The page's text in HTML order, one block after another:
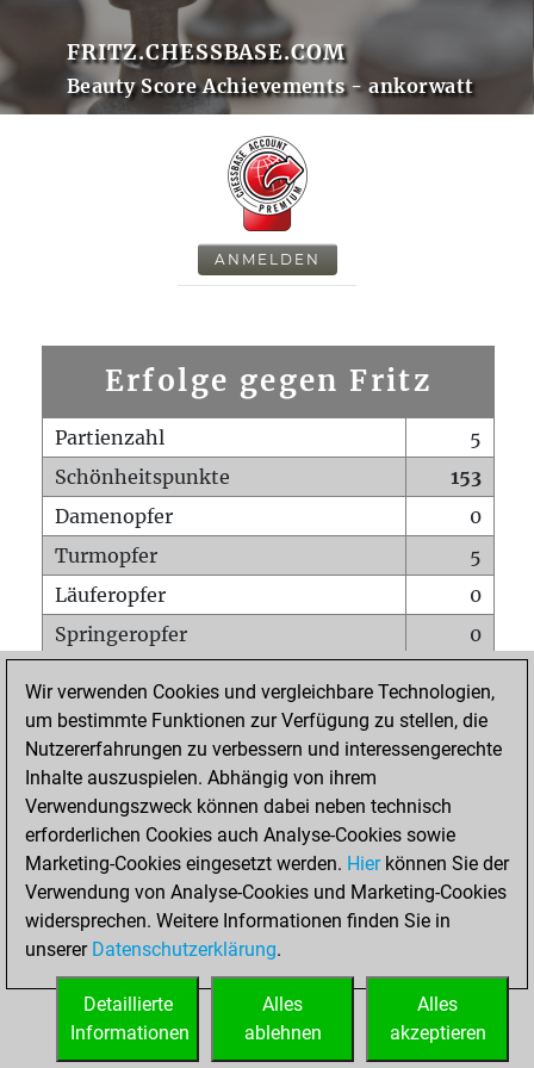
FRITZ.CHESSBASE.COM
Beauty Score Achievements - ankorwatt
ANMELDEN
Erfolge gegen Fritz
Partienzahl
5
Schönheitspunkte
153
Damenopfer
0
Turmopfer
5
Läuferopfer
0
Springeropfer
0
Matt auf vollem Brett
0
Bauer setzt Matt
0
Erstickte Matts
Unterverwandlungen
Türme auf der siebten
0
STARTSEITE
Wir verwenden Cookies und vergleichbare Technologien,
um bestimmte Funktionen zur Verfügung zu stellen, die
Nutzererfahrungen zu verbessern und interessengerechte
Inhalte auszuspielen. Abhängig von ihrem
Verwendungszweck können dabei neben technisch
erforderlichen Cookies auch Analyse-Cookies sowie
Marketing-Cookies eingesetzt werden. Hierkönnen Sie der
Verwendung von Analyse-Cookies und Marketing-Cookies
widersprechen. Weitere Informationen finden Sie in
unserer Datenschutzerklärung.
Alles
akzeptieren
Alles
ablehnen
Detaillierte
Informationen